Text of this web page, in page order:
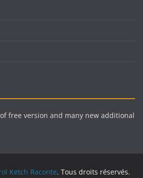
free version and many new additional
Ketch Raconte. Tous droits réservés.